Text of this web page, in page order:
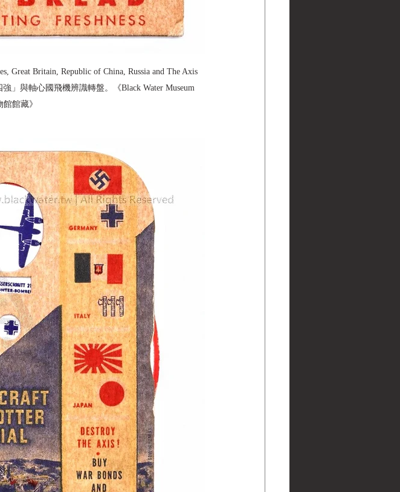
Great Britain, Republic of China, Russia and The Axis
」與軸心國飛機辨識轉盤。《Black Water Museum
館藏》